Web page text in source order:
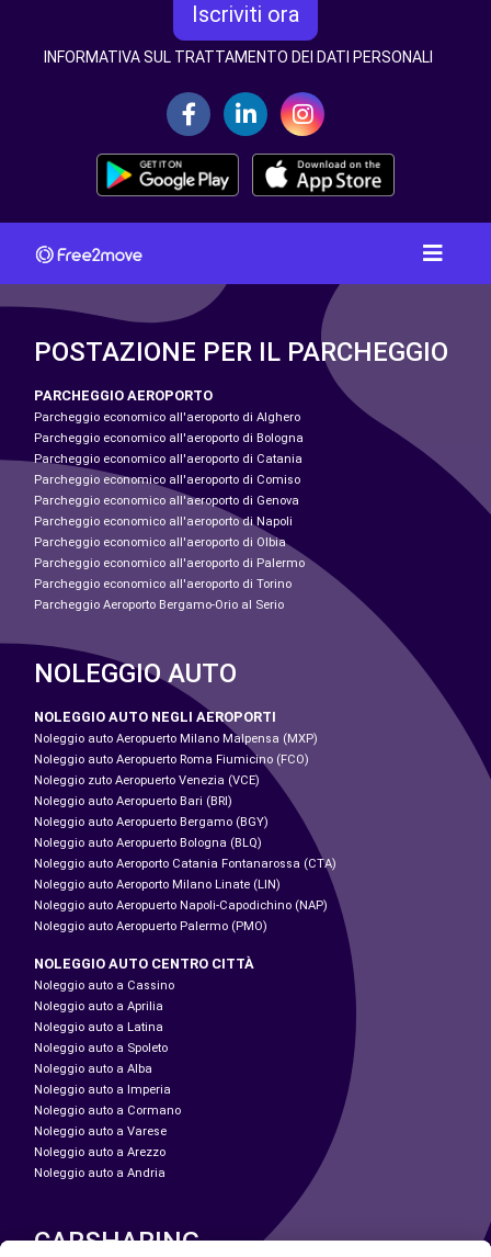
Iscriviti ora
INFORMATIVA SUL TRATTAMENTO DEI DATI PERSONALI
POSTAZIONE PER IL PARCHEGGIO
PARCHEGGIO AEROPORTO
Parcheggio economico all'aeroporto di Alghero
Parcheggio economico all'aeroporto di Bologna
Parcheggio economico all'aeroporto di Catania
Parcheggio economico all'aeroporto di Comiso
Parcheggio economico all'aeroporto di Genova
Parcheggio economico all'aeroporto di Napoli
Parcheggio economico all'aeroporto di Olbia
Parcheggio economico all'aeroporto di Palermo
Parcheggio economico all'aeroporto di Torino
Parcheggio Aeroporto Bergamo-Orio al Serio
NOLEGGIO AUTO
NOLEGGIO AUTO NEGLI AEROPORTI
Noleggio auto Aeropuerto Milano Malpensa (MXP)
Noleggio auto Aeropuerto Roma Fiumicino (FCO)
Noleggio zuto Aeropuerto Venezia (VCE)
Noleggio auto Aeropuerto Bari (BRI)
Noleggio auto Aeropuerto Bergamo (BGY)
Noleggio auto Aeropuerto Bologna (BLQ)
Noleggio auto Aeroporto Catania Fontanarossa (CTA)
Noleggio auto Aeroporto Milano Linate (LIN)
Noleggio auto Aeropuerto Napoli-Capodichino (NAP)
Noleggio auto Aeropuerto Palermo (PMO)
NOLEGGIO AUTO CENTRO CITTÀ
Noleggio auto a Cassino
Noleggio auto a Aprilia
Noleggio auto a Latina
Noleggio auto a Spoleto
Noleggio auto a Alba
Noleggio auto a Imperia
Noleggio auto a Cormano
Noleggio auto a Varese
Noleggio auto a Arezzo
Noleggio auto a Andria
CARSHARING